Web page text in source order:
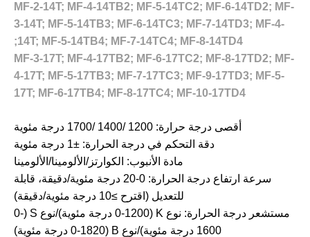
MF-2-14T; MF-4-14TB2; MF-5-14TC2; MF-6-14TD2; MF-
3-14T; MF-5-14TB3; MF-6-14TC3; MF-7-14TD3; MF-4-
14T; MF-5-14TB4; MF-7-14TC4; MF-8-14TD4;
MF-3-17T; MF-4-17TB2; MF-6-17TC2; MF-8-17TD2; MF-
4-17T; MF-5-17TB3; MF-7-17TC3; MF-9-17TD3; MF-5-
17T; MF-6-17TB4; MF-8-17TC4; MF-10-17TD4
أقصى درجة حرارة: 1200 /1400 /1700 درجة مئوية
دقة التحكم في درجة الحرارة: ±1 درجة مئوية
مادة الأنبوب: الكوارتز/الألومينا/الألومينا
سرعة ارتفاع درجة الحرارة: 0-20 درجة مئوية/دقيقة، قابلة
للتعديل (اقترح ≥10 درجة مئوية/دقيقة)
مستشعر درجة الحرارة: نوع K (0-1200 درجة مئوية)/نوع S (0-
1600 درجة مئوية)/نوع B (0-1820 درجة مئوية)